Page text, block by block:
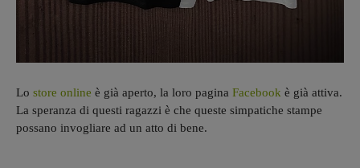
Lo store online è già aperto, la loro pagina Facebook è già attiva.
La speranza di questi ragazzi è che queste simpatiche stampe
possano invogliare ad un atto di bene.